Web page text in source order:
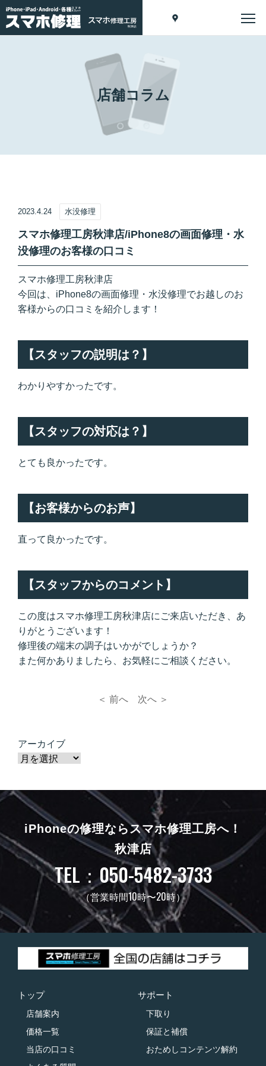
店舗コラム
2023.4.24 水没修理
スマホ修理工房秋津店/iPhone8の画面修理・水
没修理のお客様の口コミ
スマホ修理工房秋津店
今回は、iPhone8の画面修理・水没修理でお越しのお
客様からの口コミを紹介します！
【スタッフの説明は？】
わかりやすかったです。
【スタッフの対応は？】
とても良かったです。
【お客様からのお声】
直って良かったです。
【スタッフからのコメント】
この度はスマホ修理工房秋津店にご来店いただき、あ
りがとうございます！
修理後の端末の調子はいかがでしょうか？
また何かありましたら、お気軽にご相談ください。
＜ 前へ 次へ ＞
アーカイブ
iPhoneの修理ならスマホ修理工房へ！
秋津店
TEL：050-5482-3733
（営業時間10時〜20時）
トップ
店舗案内
価格一覧
当店の口コミ
サポート
下取り
保証と補償
おためしコンテンツ解約